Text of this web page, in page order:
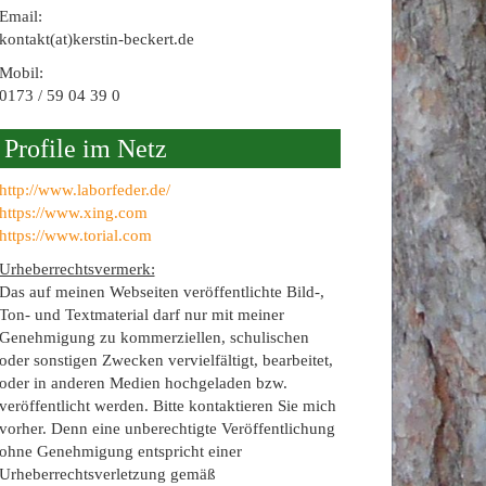
Email:
kontakt(at)kerstin-beckert.de
Mobil:
0173 / 59 04 39 0
Profile im Netz
http://www.laborfeder.de/
https://www.xing.com
https://www.torial.com
Urheberrechtsvermerk:
Das auf meinen Webseiten veröffentlichte Bild-,
Ton- und Textmaterial darf nur mit meiner
Genehmigung zu kommerziellen, schulischen
oder sonstigen Zwecken vervielfältigt, bearbeitet,
oder in anderen Medien hochgeladen bzw.
veröffentlicht werden. Bitte kontaktieren Sie mich
vorher. Denn eine unberechtigte Veröffentlichung
ohne Genehmigung entspricht einer
Urheberrechtsverletzung gemäß